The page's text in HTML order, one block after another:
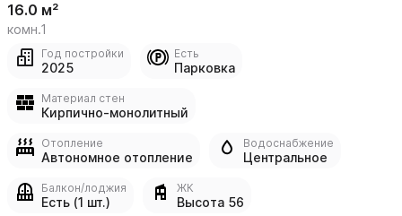
16.0 м²
комн.1
Год постройки
2025
Есть
Парковка
Материал стен
Кирпично-монолитный
Отопление
Автономное отопление
Водоснабжение
Центральное
Балкон/лоджия
Есть (1 шт.)
ЖК
Высота 56